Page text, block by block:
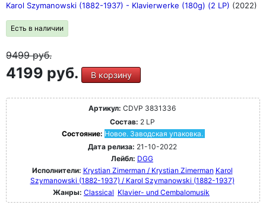
Karol Szymanowski (1882-1937) - Klavierwerke (180g) (2 LP) (2022)
Есть в наличии
9499руб.
4199 руб. В корзину
Артикул: CDVP 3831336
Состав: 2 LP
Состояние: Новое. Заводская упаковка.
Дата релиза: 21-10-2022
Лейбл: DGG
Исполнители: Krystian Zimerman / Krystian Zimerman Karol
Szymanowski (1882-1937) / Karol Szymanowski (1882-1937)
Жанры: Classical Klavier- und Cembalomusik